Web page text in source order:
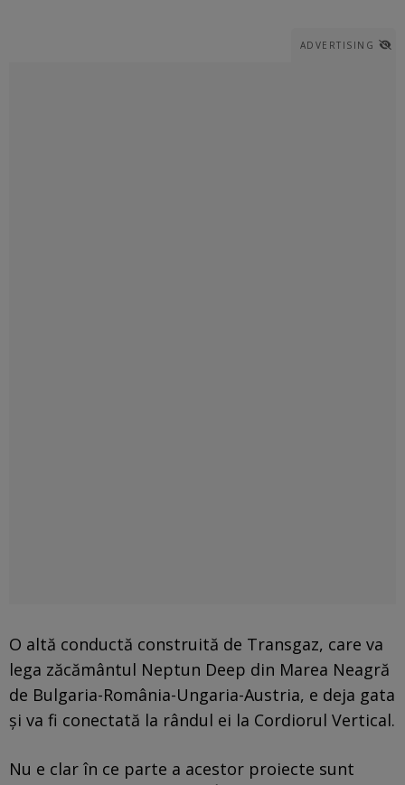
ADVERTISING
O altă conductă construită de Transgaz, care va
lega zăcământul Neptun Deep din Marea Neagră
de Bulgaria-România-Ungaria-Austria, e deja gata
și va fi conectată la rândul ei la Cordiorul Vertical.
Nu e clar în ce parte a acestor proiecte sunt